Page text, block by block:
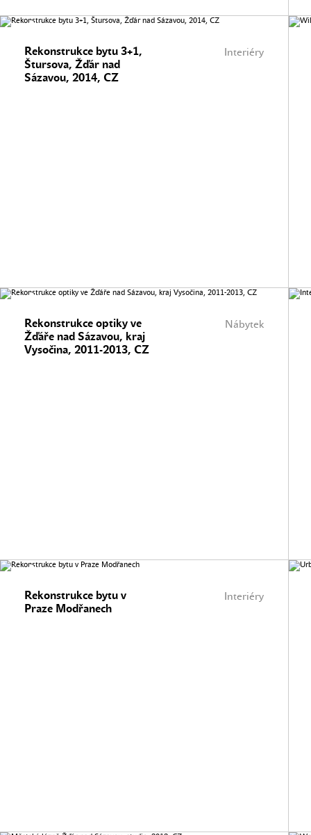
Interiéry
Rekonstrukce bytu 3+1,
Štursova, Žďár nad
Sázavou, 2014, CZ
Nábytek
Rekonstrukce optiky ve
Žďáře nad Sázavou, kraj
Vysočina, 2011-2013, CZ
Interiéry
Rekonstrukce bytu v
Praze Modřanech